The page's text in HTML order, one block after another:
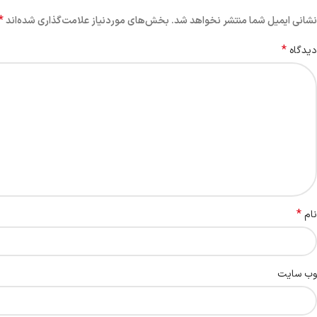
نشانی ایمیل شما منتشر نخواهد شد. بخش‌های موردنیاز علامت‌گذاری شده‌اند
دیدگاه *
نام*
وب‌ سایت